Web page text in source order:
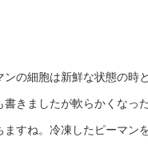
ンの細胞は新鮮な状態の時
書きましたが軟らかくなっ
ますね。冷凍したピーマン